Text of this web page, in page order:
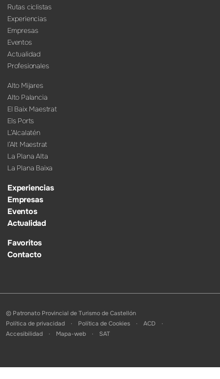
Rutas ciclistas
Experiencias
Empresas
Eventos
Actualidad
Profesionales
Alto Mijares
Alto Palancia
El Baix Maestrat
Els Ports
L’Alcalatén
l’Alt Maestrat
La Plana Alta
La Plana Baixa
Experiencias
Empresas
Eventos
Actualidad
Favoritos
Contacto
© Patronato Provincial de Turismo de Castellón
Política de privacidad
Política de Cookies
ACD
Accesibilidad
Mapa-web SAT